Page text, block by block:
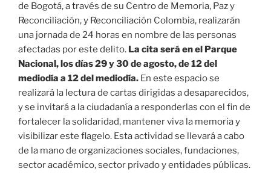
de Bogotá, a través de su Centro de Memoria, Paz y
Reconciliación, y Reconciliación Colombia, realizarán
una jornada de 24 horas en nombre de las personas
afectadas por este delito. La cita será en el Parque
Nacional, los días 29 y 30 de agosto, de 12 del
mediodía a 12 del mediodía. En este espacio se
realizará la lectura de cartas dirigidas a desaparecidos,
y se invitará a la ciudadanía a responderlas con el fin de
fortalecer la solidaridad, mantener viva la memoria y
visibilizar este flagelo. Esta actividad se llevará a cabo
de la mano de organizaciones sociales, fundaciones,
sector académico, sector privado y entidades públicas.